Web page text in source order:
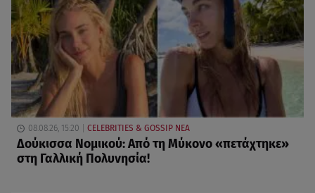
08.08.26, 15:20 CELEBRITIES & GOSSIP ΝΕΑ
Δούκισσα Νομικού: Από τη Μύκονο «πετάχτηκε»
στη Γαλλική Πολυνησία!